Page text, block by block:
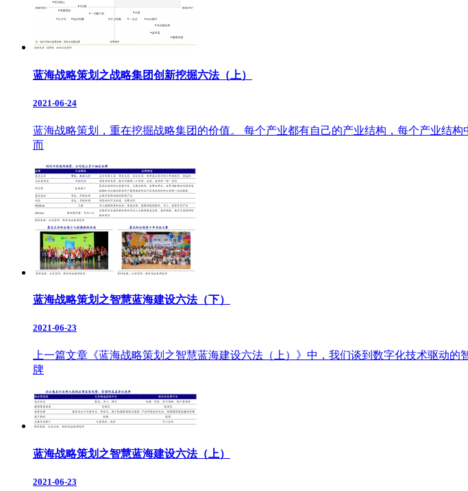
蓝海战略策划之战略集团创新挖掘六法（上）
2021-06-24
蓝海战略策划，重在挖掘战略集团的价值。 每个产业都有自己的产业结构，每个产业结
而
蓝海战略策划之智慧蓝海建设六法（下）
2021-06-23
上一篇文章《蓝海战略策划之智慧蓝海建设六法（上）》中，我们谈到数字化技术驱动
牌
蓝海战略策划之智慧蓝海建设六法（上）
2021-06-23